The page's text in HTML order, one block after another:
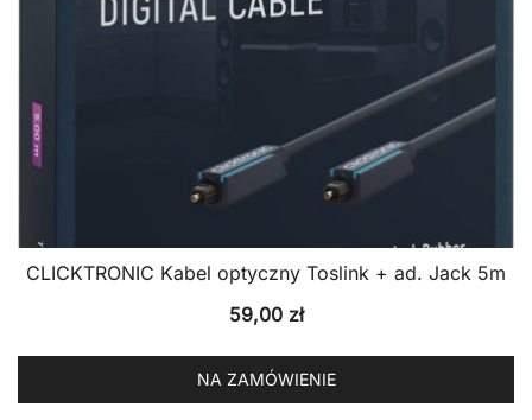
CLICKTRONIC Kabel optyczny Toslink + ad. Jack 5m
59,00 zł
NA ZAMÓWIENIE